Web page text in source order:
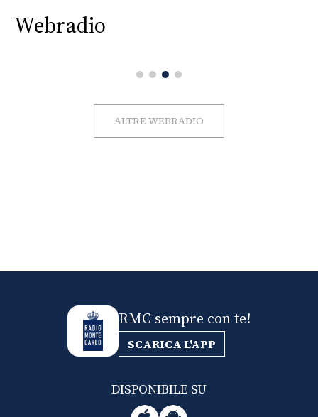
Webradio
ALTRE WEBRADIO
RMC sempre con te!
SCARICA L'APP
DISPONIBILE SU